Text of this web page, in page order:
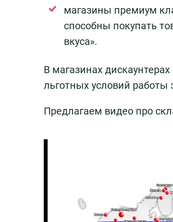
магазины премиум
способны покупать
вкуса».
В магазинах
льготных условий работы
Предлагаем видео про